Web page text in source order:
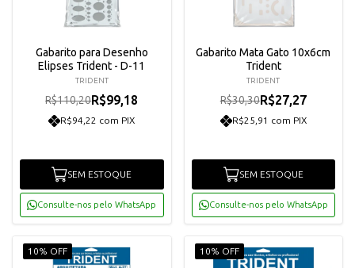
Gabarito para Desenho
Elipses Trident - D-11
TRIDENT
R$110,20R$99,18
R$94,22 com PIX
SEM ESTOQUE
Consulte-nos pelo WhatsApp
Gabarito Mata Gato 10x6cm
Trident
TRIDENT
R$30,30R$27,27
R$25,91 com PIX
SEM ESTOQUE
Consulte-nos pelo WhatsApp
10% OFF 10% OFF